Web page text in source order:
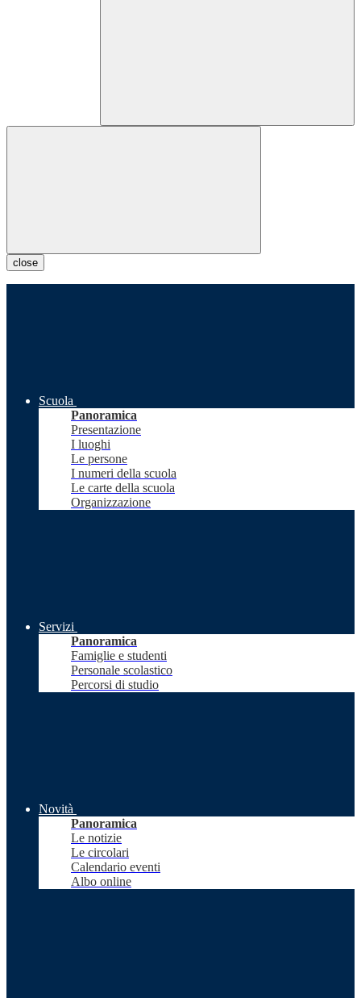
close
Scuola
Panoramica
Presentazione
I luoghi
Le persone
I numeri della scuola
Le carte della scuola
Organizzazione
Servizi
Panoramica
Famiglie e studenti
Personale scolastico
Percorsi di studio
Novità
Panoramica
Le notizie
Le circolari
Calendario eventi
Albo online